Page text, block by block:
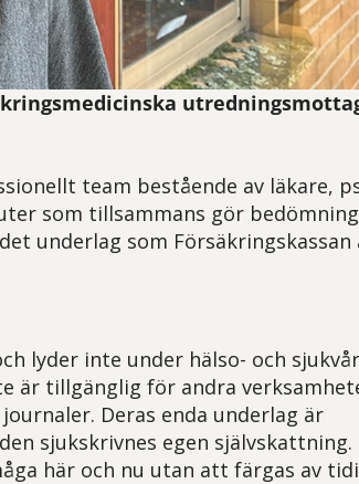
team bestående av läkare,
som tillsammans gör
underlag som
lyder inte under hälso- och
är tillgänglig för andra
Deras enda underlag är
sjukskrivnes egen självskattning.
här och nu utan att färgas av